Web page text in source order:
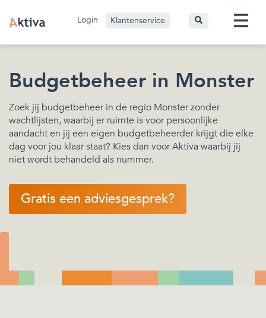
Login Klantenservice
Budgetbeheer in Monster
Zoek jij budgetbeheer in de regio Monster zonder
wachtlijsten, waarbij er ruimte is voor persoonlijke
aandacht en jij een eigen budgetbeheerder krijgt die elke
dag voor jou klaar staat? Kies dan voor Aktiva waarbij jij
niet wordt behandeld als nummer.
Gratis een adviesgesprek?